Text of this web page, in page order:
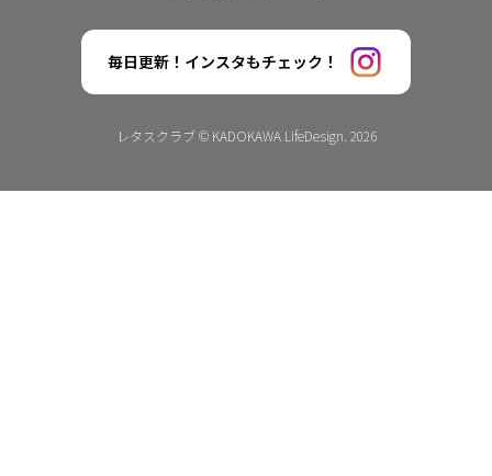
毎日更新！インスタもチェック！
レタスクラブ © KADOKAWA LifeDesign. 2026